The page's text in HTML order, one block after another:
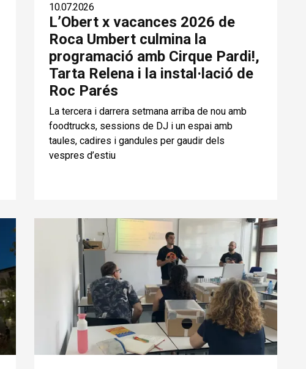
10.07.2026
L’Obert x vacances 2026 de
Roca Umbert culmina la
programació amb Cirque Pardi!,
Tarta Relena i la instal·lació de
Roc Parés
La tercera i darrera setmana arriba de nou amb
foodtrucks, sessions de DJ i un espai amb
taules, cadires i gandules per gaudir dels
vespres d’estiu